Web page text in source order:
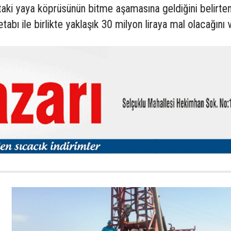
yaya köprüsünün bitme aşamasına geldiğini
ile birlikte yaklaşık 30 milyon liraya mal olacağını